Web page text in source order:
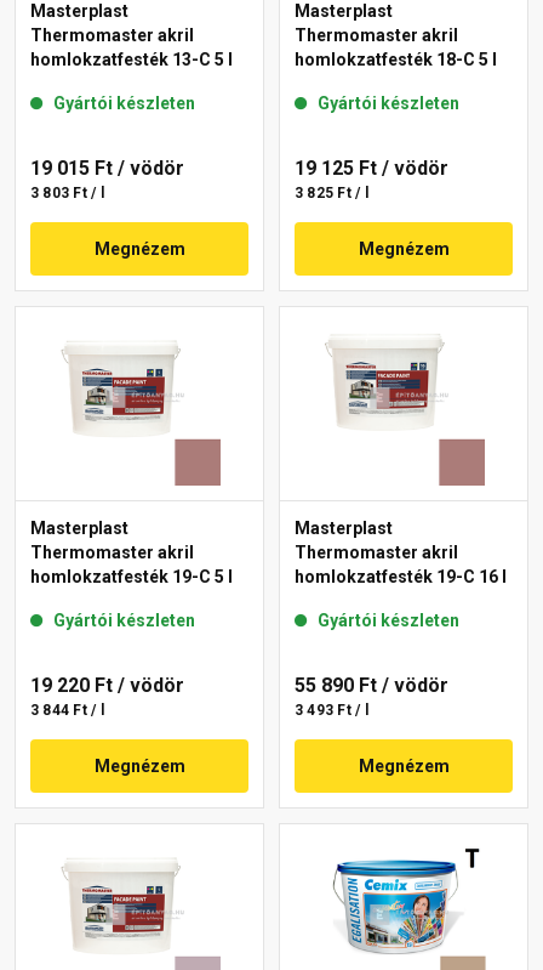
Masterplast
Thermomaster akril
homlokzatfesték 13-C 5 l
Gyártói készleten
19 015 Ft / vödör
3 803 Ft / l
Megnézem
Masterplast
Thermomaster akril
homlokzatfesték 18-C 5 l
Gyártói készleten
19 125 Ft / vödör
3 825 Ft / l
Megnézem
Masterplast
Thermomaster akril
homlokzatfesték 19-C 5 l
Gyártói készleten
19 220 Ft / vödör
3 844 Ft / l
Megnézem
Masterplast
Thermomaster akril
homlokzatfesték 19-C 16 l
Gyártói készleten
55 890 Ft / vödör
3 493 Ft / l
Megnézem